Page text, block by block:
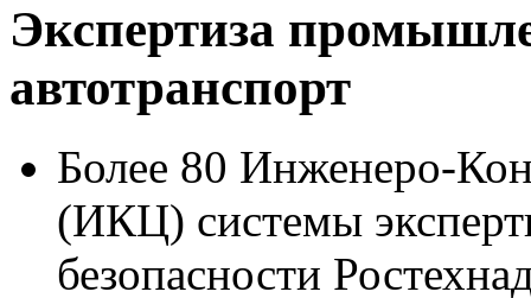
Экспертиза
автотранспорт
Более 80 Инженеро-
(ИКЦ) системы
безопасности